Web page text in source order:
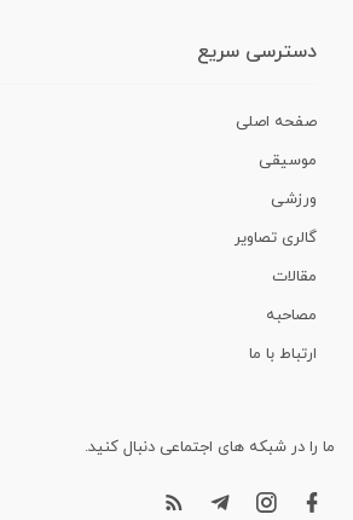
دسترسی سریع
صفحه اصلی
موسیقی
ورزشی
گالری تصاویر
مقالات
مصاحبه
ارتباط با ما
ما را در شبکه های اجتماعی دنبال کنید.